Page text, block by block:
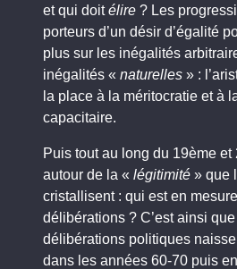
et qui doitélire ? Les
porteurs d’un désir d’égalité
plus sur les inégalités
inégalités « naturelles » :
la place à la méritocratie et à
capacitaire.
Puis tout au long du 19ème et
autour de la « légitimité » que
cristallisent : qui est en
délibérations ? C’est ainsi
délibérations politiques
dans les années 60-70 puis